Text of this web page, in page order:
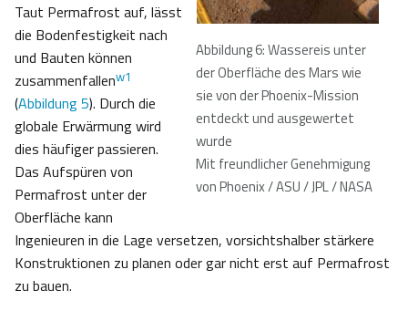
Abbildung 6: Wassereis unter
der Oberfläche des Mars wie
sie von der Phoenix-Mission
entdeckt und ausgewertet
wurde
Mit freundlicher Genehmigung
von Phoenix / ASU / JPL / NASA
Taut Permafrost auf, lässt
die Bodenfestigkeit nach
und Bauten können
zusammenfallenw1
(Abbildung 5). Durch die
globale Erwärmung wird
dies häufiger passieren.
Das Aufspüren von
Permafrost unter der
Oberfläche kann
Ingenieuren in die Lage versetzen, vorsichtshalber stärkere
Konstruktionen zu planen oder gar nicht erst auf Permafrost
zu bauen.